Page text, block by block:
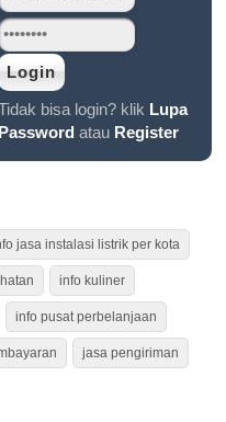
bisa login? klik Lupa
Password atau Register
jasa instalasi listrik per kota
info kuliner
info pusat perbelanjaan
jasa pengiriman